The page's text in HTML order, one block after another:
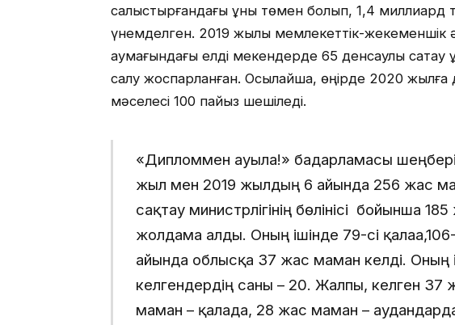
салыстырғандағы құны төмен болып, 1,4 миллиард
үнемделген. 2019 жылы мемлекеттік-жекеменшік
аумағындағы елді мекендерде 65 денсаулық
салу жоспарланған. Осылайша, өңірде 2020 жылға
мәселесі 100 пайыз шешіледі.
«Дипломмен ауылға!» бағдарламасы
жыл мен 2019 жылдың 6 айында 256 жас
сақтау министрлігінің бөлінісі бойынша
жолдама алды. Оның ішінде 79-сі
айында облысқа 37 жас маман келді. Оның
келгендердің саны – 20. Жалпы, келген 37
маман – қалада, 28 жас маман –